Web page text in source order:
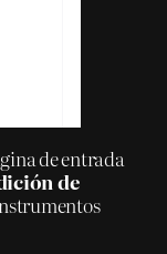
de entrada
de